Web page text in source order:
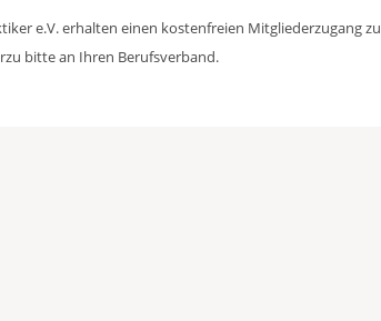
e.V. erhalten einen kostenfreien Mitgliederzugang zu
bitte an Ihren Berufsverband.